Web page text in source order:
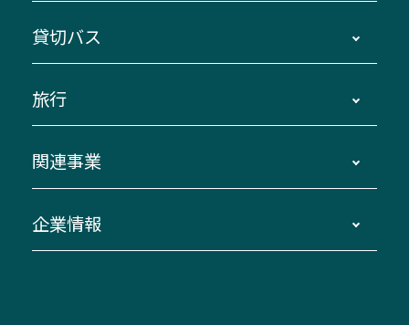
路線バスのご利用方法
三重交通接近情報バスロケーションシステム
迂回・休止について
臨時バスについて
伊勢二見鳥羽周遊バスCANばす
「みえブルーライン」（三重大学病院直通バ
南紀・VISON～横浜・東京・埼玉
伊賀～名古屋
南紀～VISON～名古屋
湯の山温泉～名古屋
桑名・長島温泉・金城ふ頭駅～中部国際空港
（休止中）
貸切バス
貸切バスのご利用について
お問い合わせ
旅行
貸切バス団体旅行
美し国周遊ばす
関連事業
自家用自動車車両運行管理
企業情報